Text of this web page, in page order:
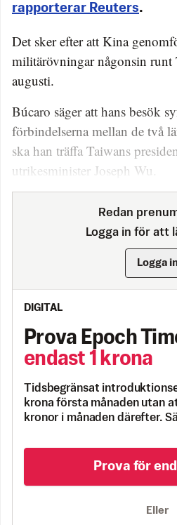
rapporterar Reuters.
Det sker efter att Kina
militärövningar någonsin runt
augusti.
Búcaro säger att hans besök
förbindelserna mellan de två
ska han träffa Taiwans
utrikesminister Joseph Wu.
Redan
Logga in för att
Logga
DIGITAL
Prova Epoch
endast 1 krona
Tidsbegränsat
krona första månaden utan
kronor i månaden därefter.
Prova för
Eller